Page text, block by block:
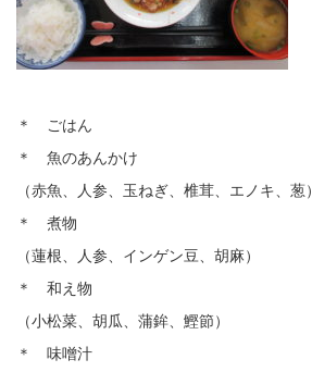
＊ ごはん
＊ 魚のあんかけ
（赤魚、人参、玉ねぎ、椎茸、エノキ、葱）
＊ 煮物
（蓮根、人参、インゲン豆、胡麻）
＊ 和え物
（小松菜、胡瓜、蒲鉾、鰹節）
＊ 味噌汁